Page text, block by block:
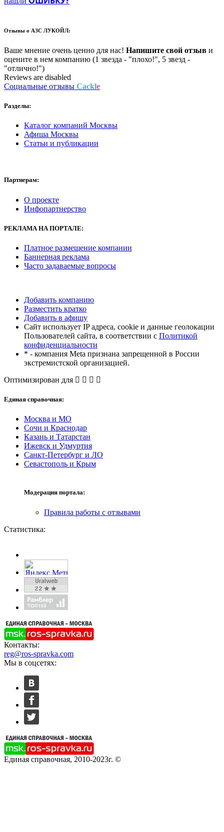
Отзывы о АЗС ЛУКОЙЛ:
Ваше мнение очень ценно для нас! Напишите свой отзыв и
оцените в нем компанию (1 звезда - "плохо!", 5 звезд -
"отлично!")
Reviews are disabled
Социальные отзывы Cackle
Разделы:
Каталог компаний Москвы
Афиша Москвы
Статьи и публикации
Партнерам:
О проекте
Инфопартнерство
РЕКЛАМА НА ПОРТАЛЕ:
Платное размещение компании
Баннерная реклама
Часто задаваемые вопросы
Добавить компанию
Разместить кратко
Добавить в афишу
Сайт использует IP адреса, cookie и данные геолокации
Пользователей сайта, в соответствии с Политикой
конфиденциальности
* - компания Meta признана запрещенной в России
экстремистской организацией.
Оптимизирован для
Единая справочная:
Москва и МО
Сочи и Краснодар
Казань и Татарстан
Ижевск и Удмуртия
Санкт-Петербург и ЛО
Севастополь и Крым
Модерация портала:
Правила работы с отзывами
Статистика:
Контакты:
reg@ros-spravka.com
Мы в соцсетях:
Единая справочная, 2010-2023г. ©